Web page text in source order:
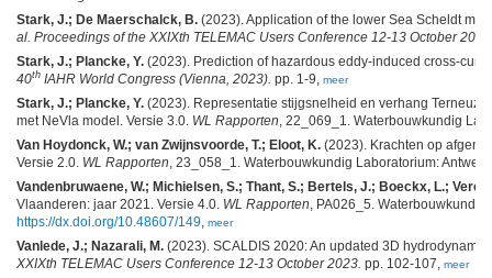
Stark, J.; De Maerschalck, B. (2023). Application of the lower Sea Scheldt
al. Proceedings of the XXIXth TELEMAC Users Conference 12-13 October
Stark, J.; Plancke, Y. (2023). Prediction of hazardous eddy-induced cross-
40th IAHR World Congress (Vienna, 2023). pp. 1-9, meer
Stark, J.; Plancke, Y. (2023). Representatie stijgsnelheid en verhang
met NeVla model. Versie 3.0. WL Rapporten , 22_069_1. Waterbouwkundig
Van Hoydonck, W.; van Zwijnsvoorde, T.; Eloot, K. (2023). Krachten op
Versie 2.0. WL Rapporten , 23_058_1. Waterbouwkundig Laboratorium:
Vandenbruwaene, W.; Michielsen, S.; Thant, S.; Bertels, J.; Boeckx, L.;
Vlaanderen: jaar 2021. Versie 4.0. WL Rapporten , PA026_5.
https://dx.doi.org/10.48607/149 meer
Vanlede, J.; Nazarali, M. (2023). SCALDIS 2020: An updated 3D
XXIXth TELEMAC Users Conference 12-13 October 2023. pp. 102-107, meer